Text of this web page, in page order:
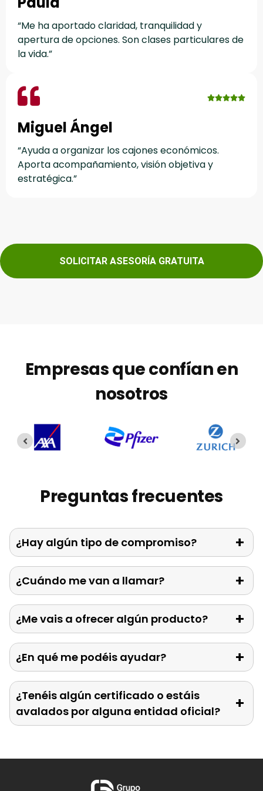
“Me ha aportado claridad, tranquilidad y
apertura de opciones. Son clases particulares de
la vida.”
Miguel Ángel
“Ayuda a organizar los cajones económicos.
Aporta acompañamiento, visión objetiva y
estratégica.”
SOLICITAR ASESORÍA GRATUITA
Empresas que confían en
nosotros
Preguntas frecuentes
¿Hay algún tipo de compromiso?
¿Cuándo me van a llamar?
¿Me vais a ofrecer algún producto?
¿En qué me podéis ayudar?
¿Tenéis algún certificado o estáis
avalados por alguna entidad oficial?